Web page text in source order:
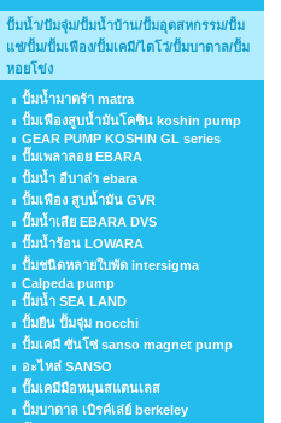
ปั้มน้ำ/ปัมจุ่ม/ปั้มน้ำบ้าน/ปั้มอุตสหกรรม/ปั้ม
แช่/ปั้ม/ปั้มเฟือง/ปั้มเคมี/ไดโว่/ปั้มบาดาล/ปั้ม
หอยโข่ง
ปั้มน้ำมาตร้า matra
ปั้มเฟืองสูบน้ำมันโคชิน koshin pump
GEAR PUMP KOSHIN GL series
ปั๊มเพลาลอย EBARA
ปั้มน้ำ อีบาล่า ebara
ปั้มเฟือง สูบน้ำมัน GVR
ปั๊มน้ำเสีย EBARA DVS
ปั๊มน้ำร้อน LOWARA
ปั้มชนิดหลายใบพัด intersigma
Calpeda pump
ปั๊มน้ำ SEA LAND
ปั้มยืน ปั้มจุ่ม nocchi
ปั้มเคมี ซันโซ่ sanso magnet pump
อะไหล่ SANSO
ปั๊มเคมีมือหมุนสแตนเลส
ปั้มบาดาล เบิรค์เล่ย์ berkeley